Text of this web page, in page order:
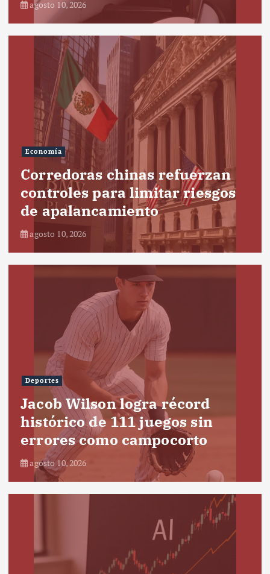
agosto 10, 2026
Economía
Corredoras chinas refuerzan
controles para limitar riesgos
de apalancamiento
agosto 10, 2026
Deportes
Jacob Wilson logra récord
histórico de 111 juegos sin
errores como campocorto
agosto 10, 2026